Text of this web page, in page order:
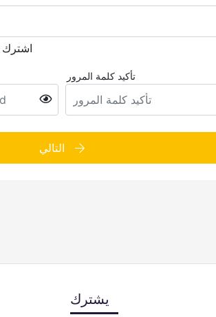
اشترك
تأكيد كلمة المرور
يشترك